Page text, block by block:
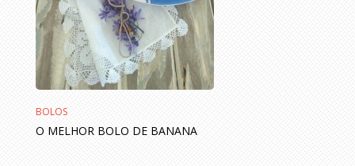
BOLOS
O MELHOR BOLO DE BANANA